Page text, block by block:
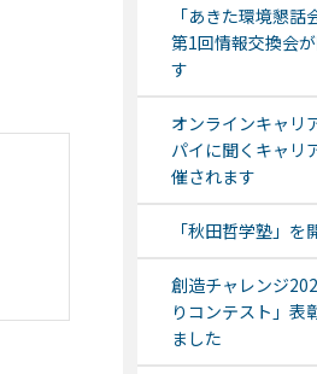
「あきた環境懇
第1回情報交換会
す
オンラインキャリ
パイに聞くキャリ
催されます
「秋田哲学塾」を
創造チャレンジ
りコンテスト」表
ました